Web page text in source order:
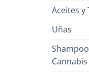
Aceites y
Uñas
Cannabis